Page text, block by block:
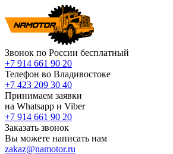
Звонок по России бесплатный
+7 914 661 90 20
Телефон во Владивостоке
+7 423 209 30 40
Принимаем заявки
на Whatsapp и Viber
+7 914 661 90 20
Заказать звонок
Вы можете написать нам
zakaz@namotor.ru